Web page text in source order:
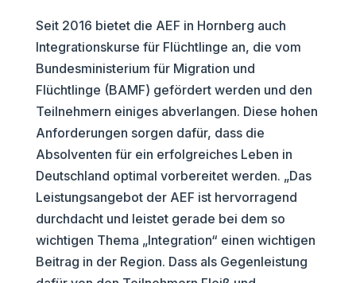
Seit 2016 bietet die AEF in Hornberg auch
Integrationskurse für Flüchtlinge an, die vom
Bundesministerium für Migration und
Flüchtlinge (BAMF) gefördert werden und den
Teilnehmern einiges abverlangen. Diese hohen
Anforderungen sorgen dafür, dass die
Absolventen für ein erfolgreiches Leben in
Deutschland optimal vorbereitet werden. „Das
Leistungsangebot der AEF ist hervorragend
durchdacht und leistet gerade bei dem so
wichtigen Thema „Integration“ einen wichtigen
Beitrag in der Region. Dass als Gegenleistung